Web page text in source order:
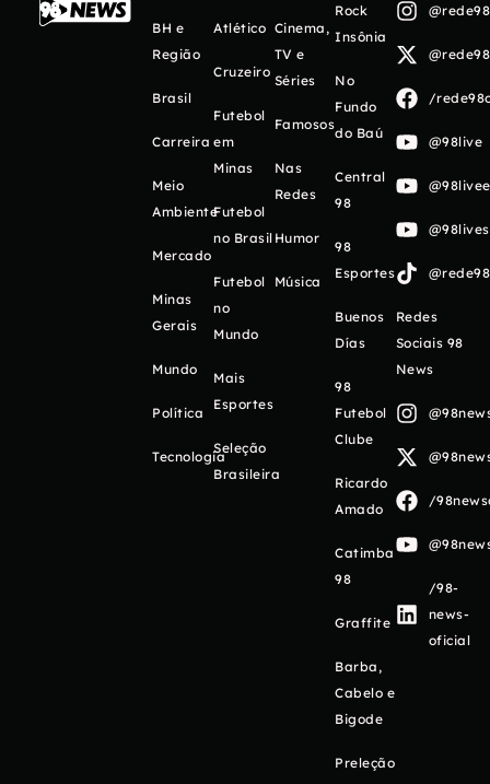
BH e
Região
Brasil
Carreira
Meio
Ambiente
Mercado
Minas
Gerais
Mundo
Política
Tecnologia
Atlético
Cruzeiro
Futebol
em
Minas
Futebol
no Brasil
Futebol
no
Mundo
Mais
Esportes
Seleção
Brasileira
Cinema,
TV e
Séries
Famosos
Nas
Redes
Humor
Música
Rock
Insônia
No
Fundo
do Baú
Central
98
98
Esportes
Buenos
Días
98
Futebol
Clube
Ricardo
Amado
Catimba
98
Graffite
Barba,
Cabelo e
Bigode
Preleção
/
@98live
Redes
Sociais 98
News
/
/98-
news-
oficial